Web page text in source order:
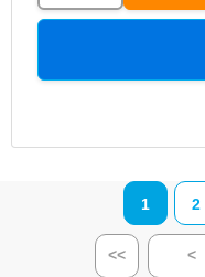
1 2
<< <